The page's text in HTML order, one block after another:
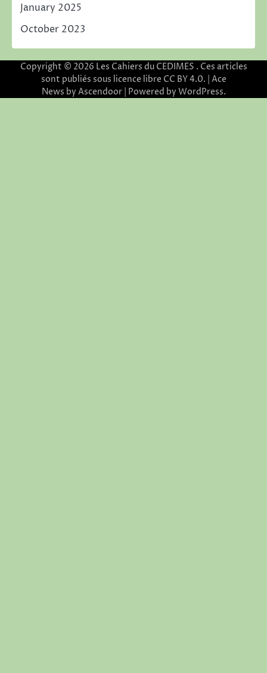
January 2025
October 2023
Copyright © 2026 Les Cahiers du CEDIMES . Ces articles
sont publiés sous licence libre CC BY 4.0. | Ace
News by Ascendoor| Powered by WordPress.